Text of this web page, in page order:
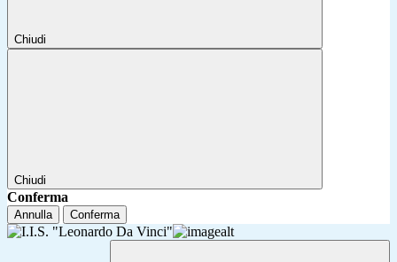
Chiudi
Chiudi
Conferma
Annulla Conferma